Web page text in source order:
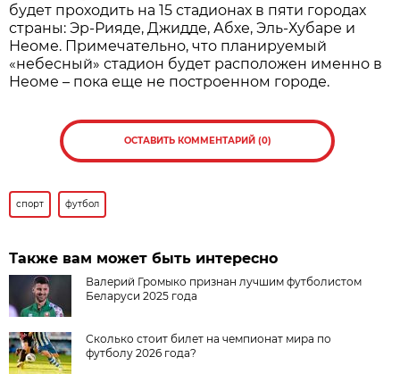
будет проходить на 15 стадионах в пяти городах
страны: Эр-Рияде, Джидде, Абхе, Эль-Хубаре и
Неоме. Примечательно, что планируемый
«небесный» стадион будет расположен именно в
Неоме – пока еще не построенном городе.
ОСТАВИТЬ КОММЕНТАРИЙ (0)
спорт футбол
Также вам может быть интересно
Валерий Громыко признан лучшим футболистом
Беларуси 2025 года
Сколько стоит билет на чемпионат мира по
футболу 2026 года?